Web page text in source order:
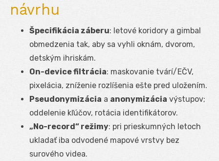
návrhu
Špecifikácia záberu: letové koridory a gimbal
obmedzenia tak, aby sa vyhli oknám, dvorom,
detským ihriskám.
On-device filtrácia: maskovanie tvárí/EČV,
pixelácia, zníženie rozlíšenia ešte pred uložením.
Pseudonymizácia a anonymizácia výstupov;
oddelenie kľúčov, rotácia identifikátorov.
„No-record“ režimy: pri prieskumných letoch
ukladať iba odvodené mapové vrstvy bez
surového videa.